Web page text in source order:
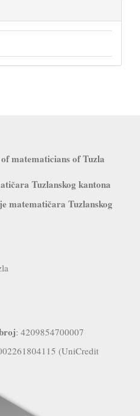
matematicians of Tuzla
Tuzlanskog kantona
matematičara Tuzlanskog
: 4209854700007
(UniCredit